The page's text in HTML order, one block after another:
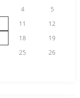
4
5
11
12
18
19
25
26